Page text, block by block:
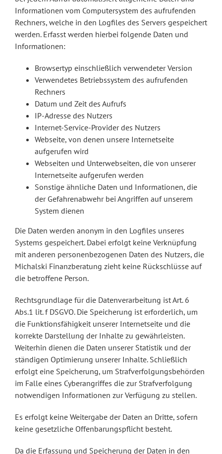
Informationen vom Computersystem des aufrufenden
Rechners, welche in den Logfiles des Servers gespeichert
werden. Erfasst werden hierbei folgende Daten und
Informationen:
Browsertyp einschließlich verwendeter Version
Verwendetes Betriebssystem des aufrufenden
Rechners
Datum und Zeit des Aufrufs
IP-Adresse des Nutzers
Internet-Service-Provider des Nutzers
Webseite, von denen unsere Internetseite
aufgerufen wird
Webseiten und Unterwebseiten, die von unserer
Internetseite aufgerufen werden
Sonstige ähnliche Daten und Informationen, die
der Gefahrenabwehr bei Angriffen auf unserem
System dienen
Die Daten werden anonym in den Logfiles unseres
Systems gespeichert. Dabei erfolgt keine Verknüpfung
mit anderen personenbezogenen Daten des Nutzers, die
Michalski Finanzberatung zieht keine Rückschlüsse auf
die betroffene Person.
Rechtsgrundlage für die Datenverarbeitung ist Art. 6
Abs.1 lit. f DSGVO. Die Speicherung ist erforderlich, um
die Funktionsfähigkeit unserer Internetseite und die
korrekte Darstellung der Inhalte zu gewährleisten.
Weiterhin dienen die Daten unserer Statistik und der
ständigen Optimierung unserer Inhalte. Schließlich
erfolgt eine Speicherung, um Strafverfolgungsbehörden
im Falle eines Cyberangriffes die zur Strafverfolgung
notwendigen Informationen zur Verfügung zu stellen.
Es erfolgt keine Weitergabe der Daten an Dritte, sofern
keine gesetzliche Offenbarungspflicht besteht.
Da die Erfassung und Speicherung der Daten in den